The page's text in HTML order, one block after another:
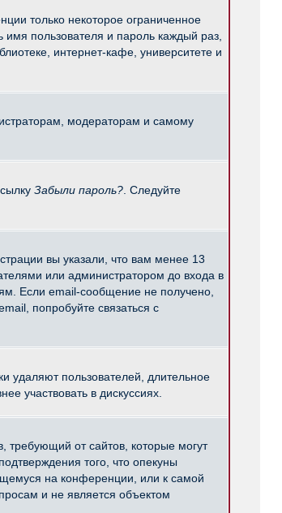
только некоторое ограниченное
имя пользователя и пароль каждый раз,
интернет-кафе, университете и
модераторам и самому
Забыли пароль? . Следуйте
вы указали, что вам менее 13
или администратором до входа в
Если email-сообщение не получено,
попробуйте связаться с
удаляют пользователей, длительное
участвовать в дискуссиях.
требующий от сайтов, которые могут
того, что опекуны
на конференции, или к самой
и не является объектом